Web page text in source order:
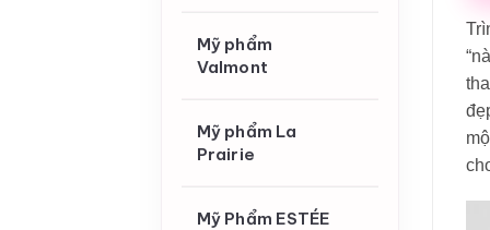
Mỹ phẩm
Valmont
Mỹ phẩm La
Prairie
Mỹ Phẩm ESTÉE